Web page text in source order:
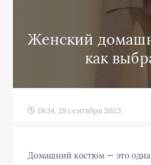
Женский
как
18:34, 28 сентября 2023
Домашний костюм — это